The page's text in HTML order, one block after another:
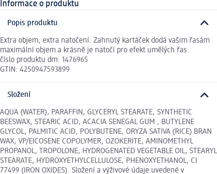
Informace o produktu
Popis produktu
Extra objem, extra natočení. Zahnutý kartáček dodá vašim řasám
maximální objem a krásně je natočí pro efekt umělých řas.
číslo produktu dm: 1476965
GTIN: 4250947593899
Složení
AQUA (WATER), PARAFFIN, GLYCERYL STEARATE, SYNTHETIC
BEESWAX, STEARIC ACID, ACACIA SENEGAL GUM , BUTYLENE
GLYCOL, PALMITIC ACID, POLYBUTENE, ORYZA SATIVA (RICE) BRAN
WAX, VP/EICOSENE COPOLYMER, OZOKERITE, AMINOMETHYL
PROPANOL, TROPOLONE, HYDROGENATED VEGETABLE OIL, STEARYL
STEARATE, HYDROXYETHYLCELLULOSE, PHENOXYETHANOL, CI
77499 (IRON OXIDES). Složení a výživové údaje uvedené v